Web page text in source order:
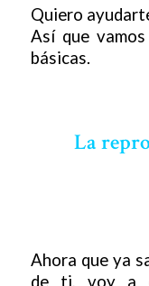
Quiero
Así que
básicas.
La
Ahora que ya
de ti, voy a